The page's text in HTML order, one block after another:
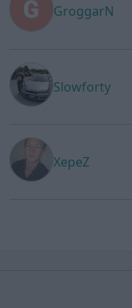
GroggarN
Slowforty
XepeZ